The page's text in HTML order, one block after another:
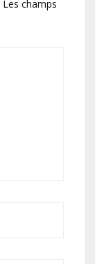
Les champs